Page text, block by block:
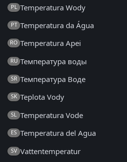
PL Temperatura Wody
PT Temperatura da Água
RO Temperatura Apei
RU Температура воды
SR Температура Воде
SK Teplota Vody
SL Temperatura Vode
ES Temperatura del Agua
SV Vattentemperatur